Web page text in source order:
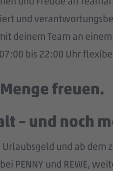
und
deinem Team an
bis 22:00 Uhr
freuen.
– und noch
und ab dem
PENNY und REWE,